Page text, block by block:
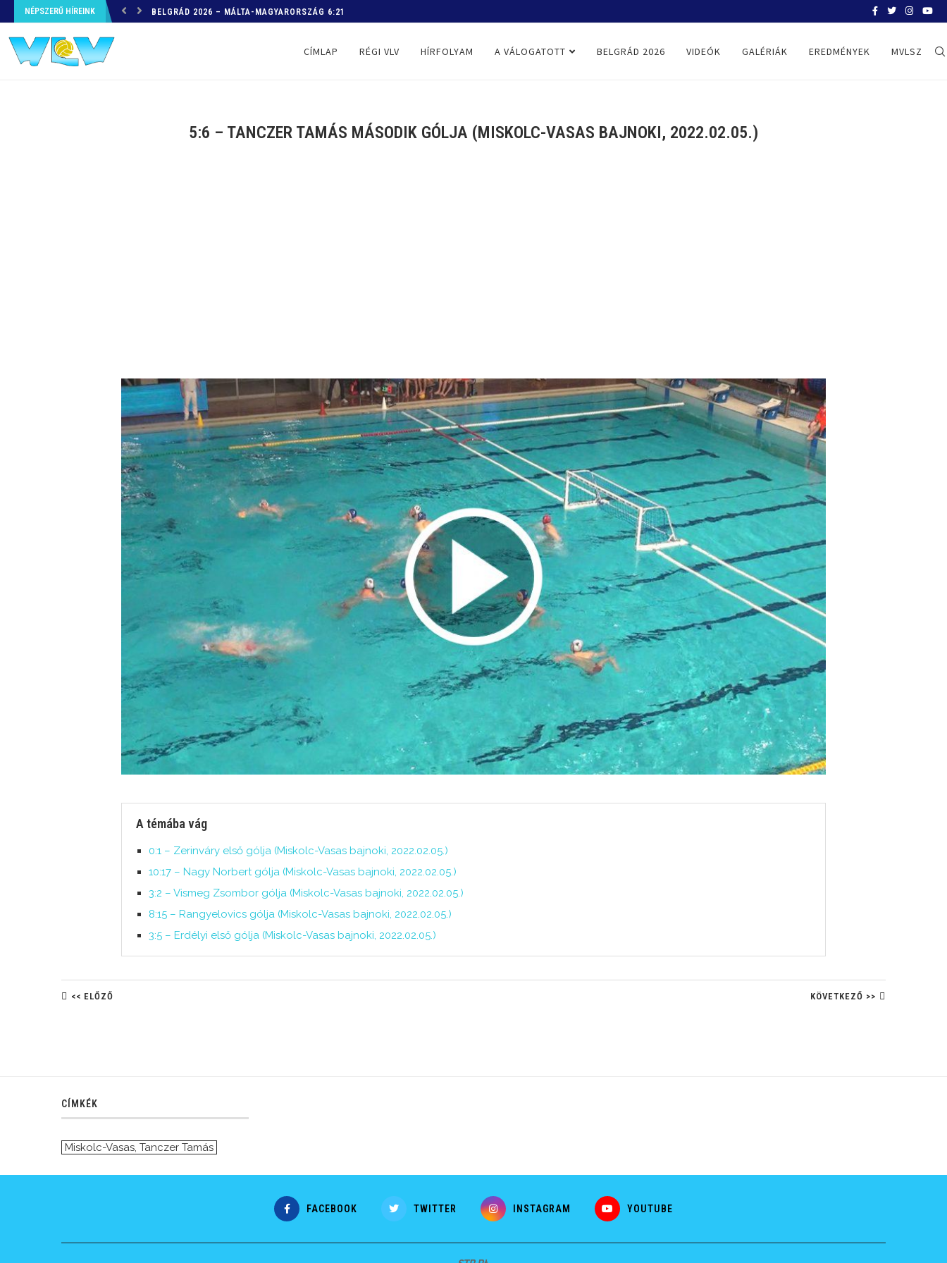
NÉPSZERŰ HÍREINK HELYZETKÉP AZ EB-RŐL – A TOVÁBBI PROGRAM
CÍMLAP RÉGI VLV HÍRFOLYAM A VÁLOGATOTT BELGRÁD 2026 VIDEÓK GALÉRIÁK EREDMÉNYEK MVLSZ
5:6 – TANCZER TAMÁS MÁSODIK GÓLJA (MISKOLC-VASAS BAJNOKI, 2022.02.05.)
A témába vág
0:1 – Zerinváry első gólja (Miskolc-Vasas bajnoki, 2022.02.05.)
10:17 – Nagy Norbert gólja (Miskolc-Vasas bajnoki, 2022.02.05.)
3:2 – Vismeg Zsombor gólja (Miskolc-Vasas bajnoki, 2022.02.05.)
8:15 – Rangyelovics gólja (Miskolc-Vasas bajnoki, 2022.02.05.)
3:5 – Erdélyi első gólja (Miskolc-Vasas bajnoki, 2022.02.05.)
<< ELŐZŐ KÖVETKEZŐ >>
CÍMKÉK
Miskolc-Vasas, Tanczer Tamás
FACEBOOK TWITTER INSTAGRAM YOUTUBE